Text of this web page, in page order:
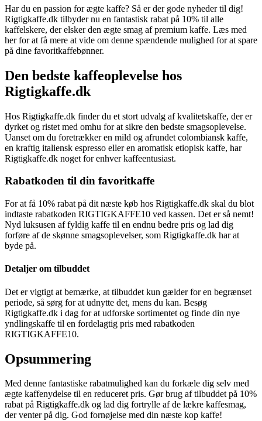
Har du en passion for ægte kaffe? Så er der gode nyheder til dig!
Rigtigkaffe.dk tilbyder nu en fantastisk rabat på 10% til alle
kaffelskere, der elsker den ægte smag af premium kaffe. Læs med
her for at få mere at vide om denne spændende mulighed for at spare
på dine favoritkaffebønner.
Den bedste kaffeoplevelse hos
Rigtigkaffe.dk
Hos Rigtigkaffe.dk finder du et stort udvalg af kvalitetskaffe, der er
dyrket og ristet med omhu for at sikre den bedste smagsoplevelse.
Uanset om du foretrækker en mild og afrundet colombiansk kaffe,
en kraftig italiensk espresso eller en aromatisk etiopisk kaffe, har
Rigtigkaffe.dk noget for enhver kaffeentusiast.
Rabatkoden til din favoritkaffe
For at få 10% rabat på dit næste køb hos Rigtigkaffe.dk skal du blot
indtaste rabatkoden RIGTIGKAFFE10 ved kassen. Det er så nemt!
Nyd luksusen af fyldig kaffe til en endnu bedre pris og lad dig
forføre af de skønne smagsoplevelser, som Rigtigkaffe.dk har at
byde på.
Detaljer om tilbuddet
Det er vigtigt at bemærke, at tilbuddet kun gælder for en begrænset
periode, så sørg for at udnytte det, mens du kan. Besøg
Rigtigkaffe.dk i dag for at udforske sortimentet og finde din nye
yndlingskaffe til en fordelagtig pris med rabatkoden
RIGTIGKAFFE10.
Opsummering
Med denne fantastiske rabatmulighed kan du forkæle dig selv med
ægte kaffenydelse til en reduceret pris. Gør brug af tilbuddet på 10%
rabat på Rigtigkaffe.dk og lad dig fortrylle af de lækre kaffesmag,
der venter på dig. God fornøjelse med din næste kop kaffe!